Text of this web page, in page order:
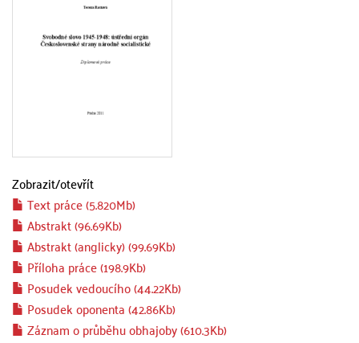
Zobrazit/otevřít
Text práce (5.820Mb)
Abstrakt (96.69Kb)
Abstrakt (anglicky) (99.69Kb)
Příloha práce (198.9Kb)
Posudek vedoucího (44.22Kb)
Posudek oponenta (42.86Kb)
Záznam o průběhu obhajoby (610.3Kb)